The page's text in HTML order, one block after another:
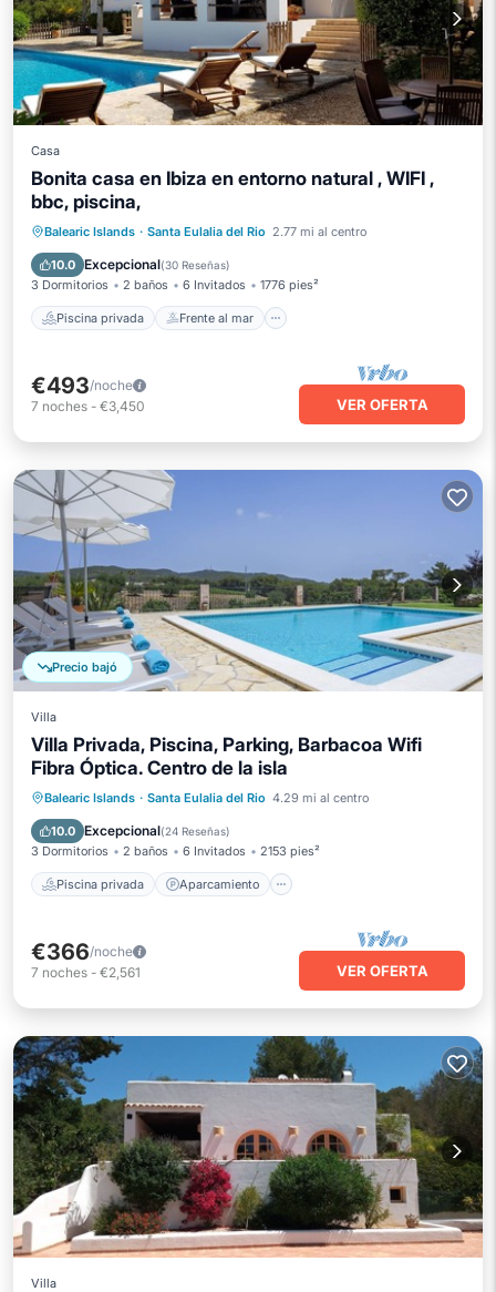
Casa
Bonita casa en Ibiza en entorno natural , WIFI ,
bbc, piscina,
Balearic Islands · Santa Eulalia del Rio 2.77 mi al centro
10.0 Excepcional(30 Reseñas)
3 Dormitorios 2 baños 6 Invitados 1776 pies²
Piscina privada Frente al mar
Piscina privada
Frente al mar
Aparcamiento
€493/noche
7 noches - €3,450 VER OFERTA
Precio bajó
Villa
Villa Privada, Piscina, Parking, Barbacoa Wifi
Fibra Óptica. Centro de la isla
Balearic Islands · Santa Eulalia del Rio 4.29 mi al centro
10.0 Excepcional(24 Reseñas)
3 Dormitorios 2 baños 6 Invitados 2153 pies²
Piscina privada Aparcamiento
Piscina privada
Aparcamiento
Piscina
Vista al mar
€366/noche
7 noches - €2,561 VER OFERTA
Villa